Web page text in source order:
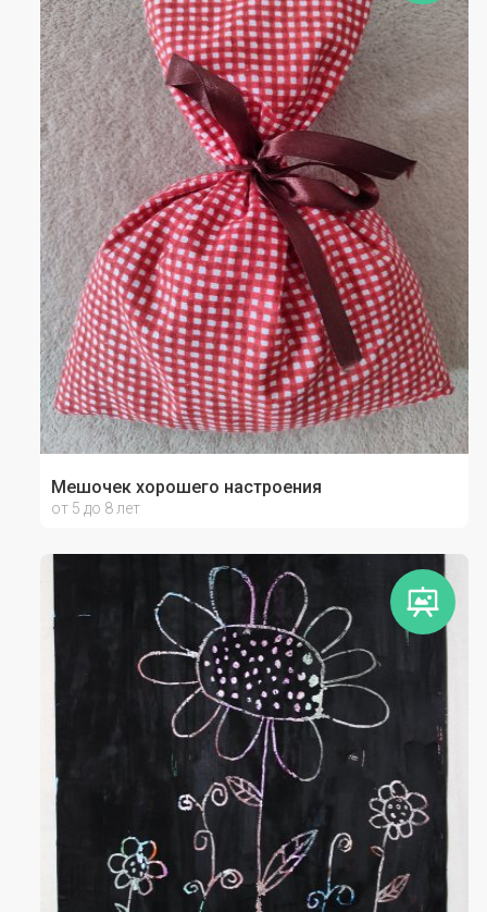
Мешочек хорошего настроения
от 5 до 8 лет